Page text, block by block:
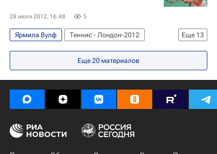
Сборная России - Лондон-2012
Рио-2016: теннис, парный разряд (женщины)
Россия на Олимпиаде 2012
Елена Балтача
Анастасия Родионова
Екатерина Макарова
Юлия Гёргес
28 июля 2012, 16:48 5
Еще 13
Ярмила Вулф
Теннис - Лондон-2012
Олимпийские игры
Спорт
Мультимедийный спортивный пакет
Новости - Лондон-2012
Сборная России - Лондон-2012
Лондон-2012
Теннис на Олимпиаде 2012
Летние Олимпийские игры 2012
Россия на Олимпиаде 2012
Елена Веснина
Еще20 материалов